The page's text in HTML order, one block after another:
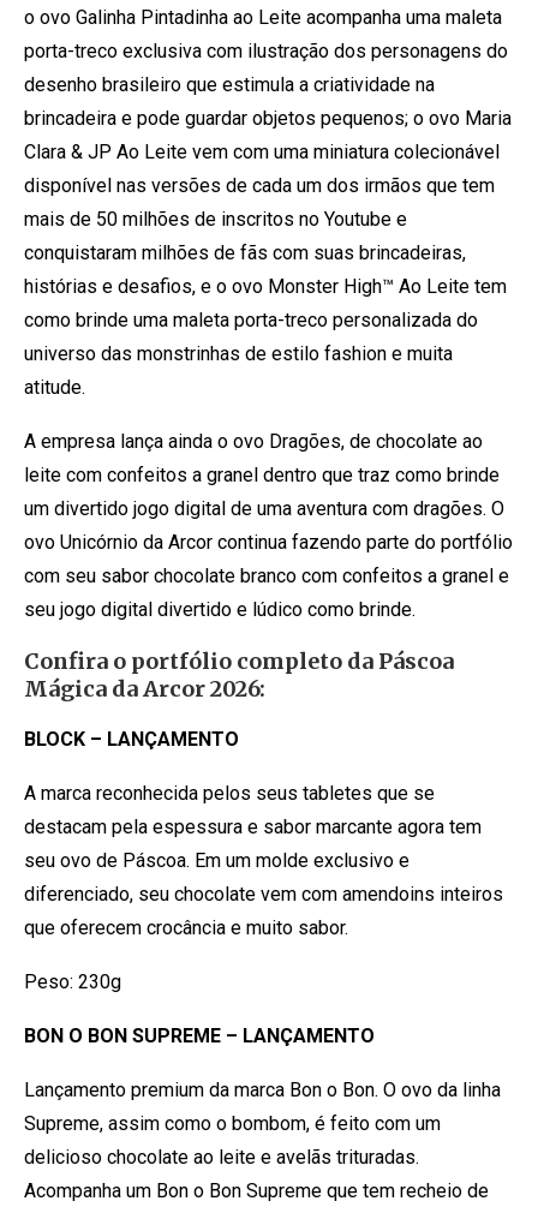
o ovo Galinha Pintadinha ao Leite acompanha uma maleta
porta-treco exclusiva com ilustração dos personagens do
desenho brasileiro que estimula a criatividade na
brincadeira e pode guardar objetos pequenos; o ovo Maria
Clara & JP Ao Leite vem com uma miniatura colecionável
disponível nas versões de cada um dos irmãos que tem
mais de 50 milhões de inscritos no Youtube e
conquistaram milhões de fãs com suas brincadeiras,
histórias e desafios, e o ovo Monster High™ Ao Leite tem
como brinde uma maleta porta-treco personalizada do
universo das monstrinhas de estilo fashion e muita
atitude.
A empresa lança ainda o ovo Dragões, de chocolate ao
leite com confeitos a granel dentro que traz como brinde
um divertido jogo digital de uma aventura com dragões. O
ovo Unicórnio da Arcor continua fazendo parte do portfólio
com seu sabor chocolate branco com confeitos a granel e
seu jogo digital divertido e lúdico como brinde.
Confira o portfólio completo da Páscoa
Mágica da Arcor 2026:
BLOCK – LANÇAMENTO
A marca reconhecida pelos seus tabletes que se
destacam pela espessura e sabor marcante agora tem
seu ovo de Páscoa. Em um molde exclusivo e
diferenciado, seu chocolate vem com amendoins inteiros
que oferecem crocância e muito sabor.
Peso: 230g
BON O BON SUPREME – LANÇAMENTO
Lançamento premium da marca Bon o Bon. O ovo da linha
Supreme, assim como o bombom, é feito com um
delicioso chocolate ao leite e avelãs trituradas.
Acompanha um Bon o Bon Supreme que tem recheio de